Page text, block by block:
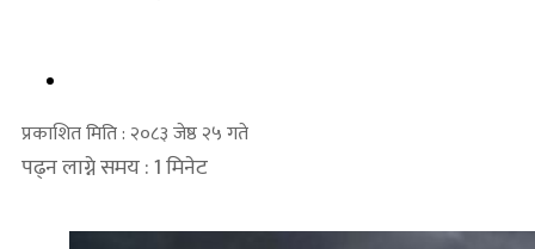
प्रकाशित मिति : २०८३ जेष्ठ २५ गते
पढ्न लाग्ने समय : 1 मिनेट